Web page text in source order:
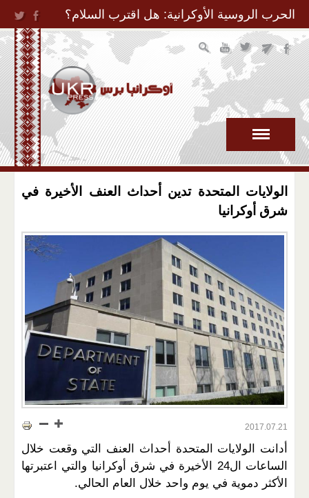
Jump to Navigation
الحرب الروسية الأوكرانية: هل اقترب السلام؟
الولايات المتحدة تدين أحداث العنف الأخيرة في
شرق أوكرانيا
2017.07.21
أدانت الولايات المتحدة أحداث العنف التي وقعت خلال
الساعات ال24 الأخيرة في شرق أوكرانيا والتي اعتبرتها
الأكثر دموية في يوم واحد خلال العام الحالي.